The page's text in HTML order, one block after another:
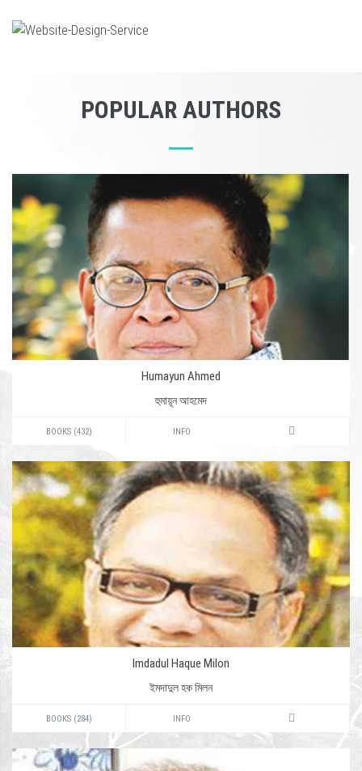
POPULAR AUTHORS
Humayun Ahmed
হুমায়ূন আহমেদ
BOOKS (432) INFO
Imdadul Haque Milon
ইমদাদুল হক মিলন
BOOKS (284) INFO